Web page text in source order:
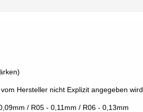
Hersteller nicht Explizit angegeben wird.
/ R05 - 0,11mm / R06 - 0,13mm